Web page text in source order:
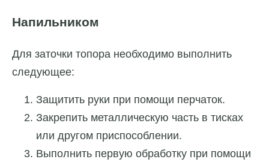
Напильником
Для заточки топора необходимо выполнить
следующее:
Защитить руки при помощи перчаток.
Закрепить металлическую часть в тисках
или другом приспособлении.
Выполнить первую обработку при помощи